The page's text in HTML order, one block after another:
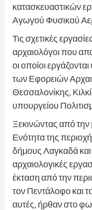
κατασκευαστικών
Αγωγού Φυσικού
Τις σχετικές
αρχαιολόγοι που
οι οποίοι
των Εφορειών
Θεσσαλονίκης,
υπουργείου
Ξεκινώντας από την
Ενότητα της
δήμους Λαγκαδά
αρχαιολογικές
έκταση από την
τον Πεντάλοφο και
αυτές, ήρθαν στο